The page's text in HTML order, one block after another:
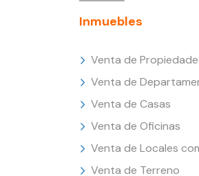
Inmuebles
Venta de
Venta de
Venta de Casas
Venta de Oficinas
Venta de Locales
Venta de Terreno